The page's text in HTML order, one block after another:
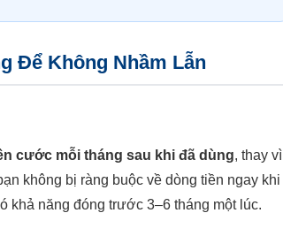
Để Không Nhầm Lẫn
cước mỗi tháng sau khi đã dùng, thay vì
không bị ràng buộc về dòng tiền ngay khi
khả năng đóng trước 3–6 tháng một lúc.